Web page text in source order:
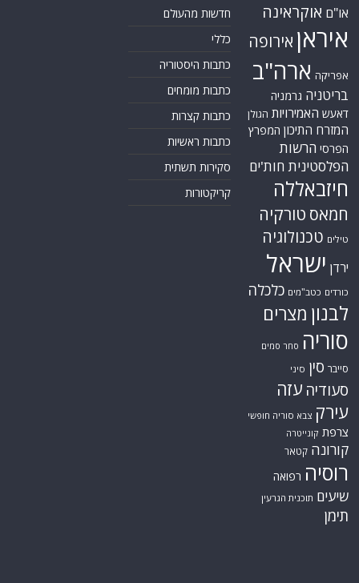
או"ם אוקראינה
איראן אירופה
אפריקה ארה"ב
בריטניה גרמניה
דאעש האמירויות הגולן
המזרח התיכון המפרץ
הפרסי הרשות
הפלסטינית חות'ים
חיזבאללה
חמאס טורקיה
טילים טכנולוגיה
ירדן ישראל
כורדים כטב"מים כלכלה
לבנון מצרים
סוריה סחר סמים
סייבר סין סיני
סעודיה עזה
עירק צבא סוריה חופשי
צרפת קונייטרה
קורונה קטאר
רוסיה רפואה
שיעים תוכנית הגרעין
תימן
חדשות מהעולם
כללי
כתבות היסטוריה
כתבות מומחים
כתבות קצרות
כתבות ראשיות
סקירות תשתית
קריקטורות